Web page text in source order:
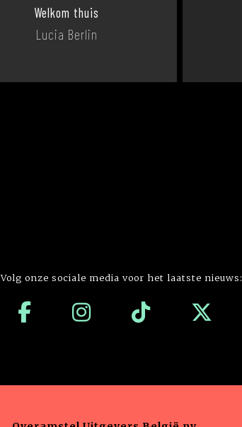
Welkom thuis
Lucia Berlin
Volg onze sociale media voor het laatste nieuws: